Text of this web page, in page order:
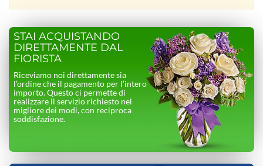
STAI ACQUISTANDO
DIRETTAMENTE DAL
FIORISTA
Riceviamo noi direttamente sia
l’ordine che il pagamento per l’intero
importo. Questo ci permette di
realizzare il servizio richiesto nel
migliore dei modi, con reciproca
soddisfazione.